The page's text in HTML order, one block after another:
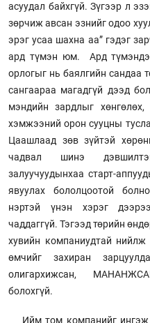
асуудал байхгүй. Зүгээр л
зөрчиж авсан эзнийг одоо
эрэг усаа шахна аа” гэдэг
ард түмэн юм. Ард
орлогыг нь баялгийн сандаа
сангаараа магадгүй дээд
мэндийн зардлыг
хэмжээний орон сууцны
Цаашлаад зөв зүйтэй
чадвал шинэ
залуучуудынхаа старт-
явуулах бололцоотой
нэртэй үнэн хэрэг
чаддаггүй. Тэгээд төрийн
хувийн компаниудтай
өмчийг захиран
олигархижсан,
болохгүй.
Ийм том компанийг